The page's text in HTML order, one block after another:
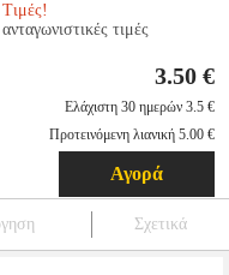
τιμές
3.50 €
Ελάχιστη 30 ημερών 3.5 €
Προτεινόμενη λιανική 5.00 €
Αγορά
Σχετικά